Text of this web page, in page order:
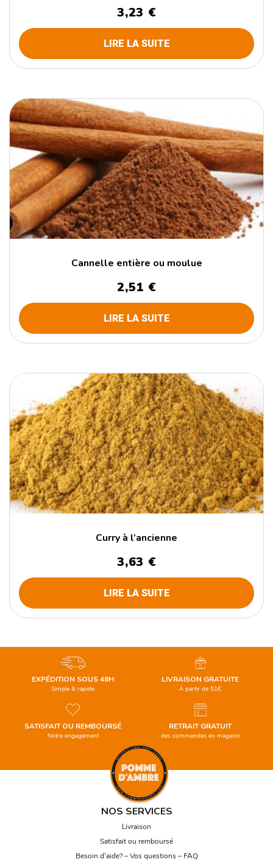
3,23 €
LIRE LA SUITE
Cannelle entière ou moulue
2,51 €
LIRE LA SUITE
Curry à l’ancienne
3,63 €
LIRE LA SUITE
EXPÉDITION SOUS 48H
Simple & rapide
SATISFAIT OU REMBOURSÉ
Notre engagement
LIVRAISON GRATUITE
À partir de 51€
RETRAIT GRATUIT
des commandes en magasin
NOS SERVICES
Livraison
Satisfait ou remboursé
Besoin d’aide? – Vos questions – FAQ